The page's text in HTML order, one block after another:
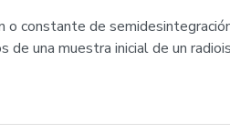
constante de
una muestra inicial de un